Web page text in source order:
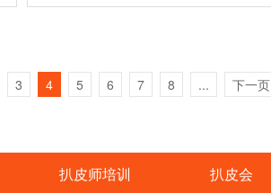
3 4 5 6 7 8 ... 下一页
扒皮师培训 扒皮会